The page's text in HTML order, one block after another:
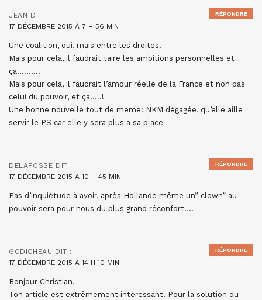
JEAN DIT :
17 DÉCEMBRE 2015 À 7 H 56 MIN
Une coalition, oui, mais entre les droites!
Mais pour cela, il faudrait taire les ambitions personnelles et
ça………!
Mais pour cela, il faudrait l’amour réelle de la France et non pas
celui du pouvoir, et ça…..!
Une bonne nouvelle tout de meme: NKM dégagée, qu’elle aille
servir le PS car elle y sera plus a sa place
RÉPONDRE
DELAFOSSE DIT :
17 DÉCEMBRE 2015 À 10 H 45 MIN
Pas d’inquiétude à avoir, après Hollande même un” clown” au
pouvoir sera pour nous du plus grand réconfort….
RÉPONDRE
GODICHEAU DIT :
17 DÉCEMBRE 2015 À 14 H 10 MIN
Bonjour Christian,
Ton article est extrêmement intéressant. Pour la solution du
RÉPONDRE